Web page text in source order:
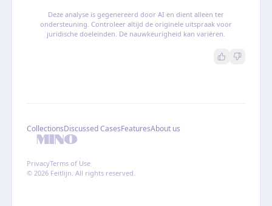
Deze analyse is gegenereerd door AI en dient alleen ter
ondersteuning. Controleer altijd de originele uitspraak voor
juridische doeleinden. De nauwkeurigheid kan variëren.
CollectionsDiscussed CasesFeaturesAbout us
PrivacyTerms of Use
© 2026 Feitlijn. All rights reserved.